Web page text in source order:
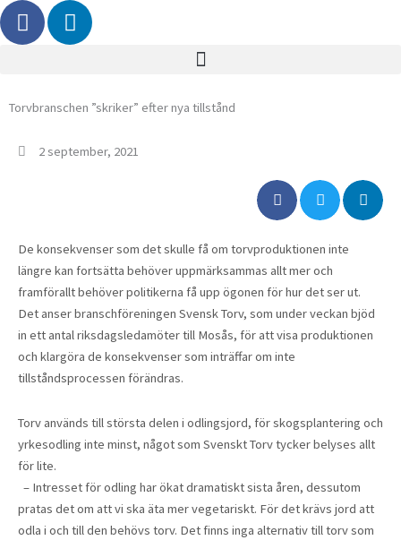
Hoppa
till
F
a
c
b
o
o
L
i
n
e
d
i
Torvbranschen ”skriker” efter nya tillstånd
2 september, 2021
De konsekvenser som det skulle få om torvproduktionen inte
längre kan fortsätta behöver uppmärksammas allt mer och
framförallt behöver politikerna få upp ögonen för hur det ser ut.
Det anser branschföreningen Svensk Torv, som under veckan bjöd
in ett antal riksdagsledamöter till Mosås, för att visa produktionen
och klargöra de konsekvenser som inträffar om inte
tillståndsprocessen förändras.
Torv används till största delen i odlingsjord, för skogsplantering och
yrkesodling inte minst, något som Svenskt Torv tycker belyses allt
för lite.
– Intresset för odling har ökat dramatiskt sista åren, dessutom
pratas det om att vi ska äta mer vegetariskt. För det krävs jord att
odla i och till den behövs torv. Det finns inga alternativ till torv som